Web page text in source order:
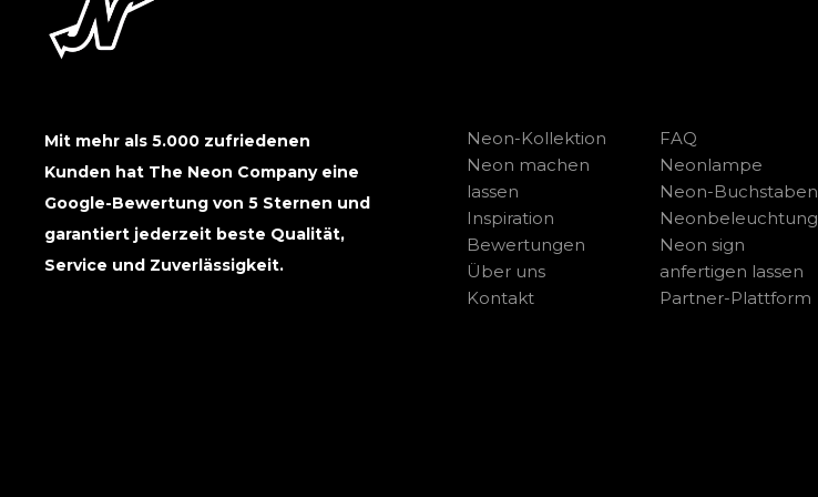
Mit mehr als 5.000 zufriedenen
Kunden hat The Neon Company eine
Google-Bewertung von 5 Sternen und
garantiert jederzeit beste Qualität,
Service und Zuverlässigkeit.
Neon-Kollektion
Neon machen
lassen
Inspiration
Bewertungen
Über uns
Kontakt
FAQ
Neonlampe
Neon-Buchstaben
Neonbeleuchtung
Neon sign
anfertigen lassen
Partner-Plattform